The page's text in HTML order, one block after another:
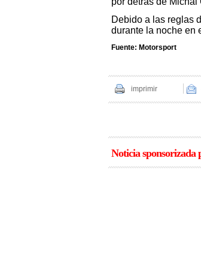
Debido a las reglas
durante la noche en
Fuente: Motorsport
imprimir
Noticia sponsorizada